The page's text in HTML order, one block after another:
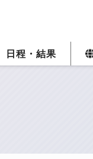
日程・結果